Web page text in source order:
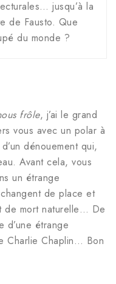
jusqu’à la
de Fausto. Que
du monde ?
frôle, j’ai le grand
vous avec un polar à
dénouement qui,
Avant cela, vous
un étrange
de place et
de mort naturelle… De
d’une étrange
Charlie Chaplin… Bon